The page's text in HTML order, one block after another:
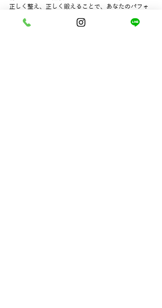
正しく整え、正しく鍛えることで、あなたのパフォ
店名：
ととのえ家 Sanare（サナーレ）